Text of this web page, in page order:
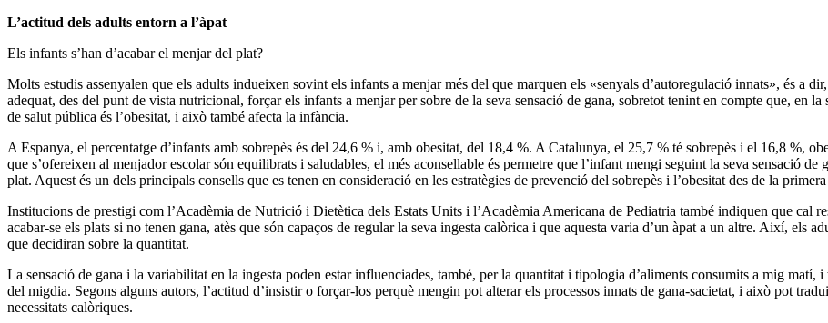
L’actitud dels adults entorn a l’àpat
Els infants s’han d’acabar el menjar del plat?
Molts estudis assenyalen que els adults indueixen sovint els infants a menjar més del que marquen els «senyals d’autoregulació innats», és a
adequat, des del punt de vista nutricional, forçar els infants a menjar per sobre de la seva sensació de gana, sobretot tenint en compte que, en
de salut pública és l’obesitat, i això també afecta la infància.
A Espanya, el percentatge d’infants amb sobrepès és del 24,6 % i, amb obesitat, del 18,4 %. A Catalunya, el 25,7 % té sobrepès i el 16,8 %,
que s’ofereixen al menjador escolar són equilibrats i saludables, el més aconsellable és permetre que l’infant mengi seguint la seva sensació
plat. Aquest és un dels principals consells que es tenen en consideració en les estratègies de prevenció del sobrepès i l’obesitat des de la
Institucions de prestigi com l’Acadèmia de Nutrició i Dietètica dels Estats Units i l’Aca­dè­mia Americana de Pediatria també indiquen que cal
acabar-se els plats si no tenen gana, atès que són capaços de regular la seva ingesta calòrica i que aquesta varia d’un àpat a un altre. Així, els
que decidiran sobre la quantitat.
La sensació de gana i la variabilitat en la ingesta poden estar influenciades, també, per la quantitat i tipologia d’aliments consumits a mig matí, i
del migdia. Segons alguns autors, l’actitud d’insistir o forçar-los perquè mengin pot alterar els processos innats de gana-sacietat, i això pot
necessitats calòriques.